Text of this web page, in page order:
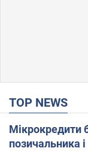
TOP NEWS
Мікрокредити
позичальника